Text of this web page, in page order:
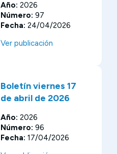
Año: 2026
Número: 97
Fecha: 24/04/2026
Ver publicación
Boletín viernes 17
de abril de 2026
Año: 2026
Número: 96
Fecha: 17/04/2026